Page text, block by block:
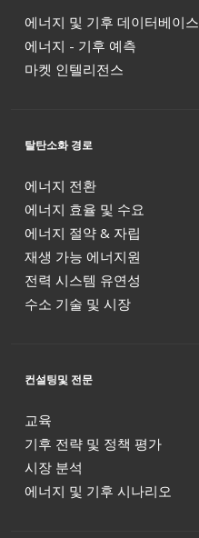
에너지 및 기후 데이터베이스
에너지 - 기후 예측
마켓 인텔리전스
탈탄소화 경로
에너지 전환
에너지 효율 및 수요
에너지 절약 & 자립
재생 가능 에너지원
전력 시스템 유연성
수소 기술 및 시장
컨설팅및 전문
교육
기후 전략 및 정책 평가
시장 분석
에너지 및 기후 시나리오